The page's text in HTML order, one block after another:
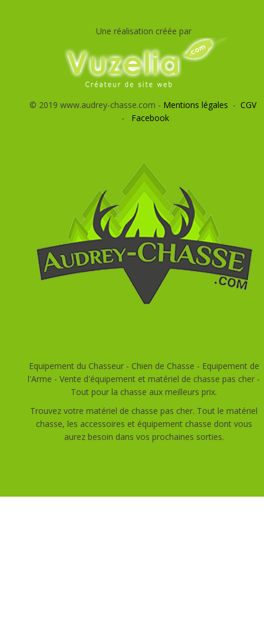
Une réalisation créée par
© 2019 www.audrey-chasse.com - Mentions légales - CGV
- Facebook
Equipement du Chasseur - Chien de Chasse - Equipement de
l'Arme - Vente d'équipement et matériel de chasse pas cher -
Tout pour la chasse aux meilleurs prix.
Trouvez votre matériel de chasse pas cher. Tout le matériel
chasse, les accessoires et équipement chasse dont vous
aurez besoin dans vos prochaines sorties.